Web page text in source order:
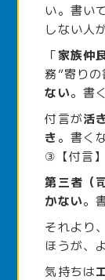
い。書い
しない人
「家族仲
務”寄り
ない。書
付言が活
き 。書く
③【付言
第三者（
かない。
それより
ほうが、
気持ちは